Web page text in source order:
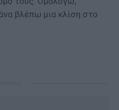
βλέπω μια κλίση στο